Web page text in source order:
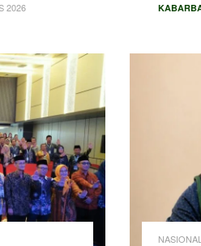
2026
NASIONAL